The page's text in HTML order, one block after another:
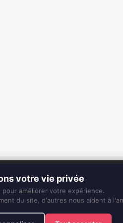
0596 63 25 94
: 0696 50 91 61
votre vie privée
améliorer votre expérience.
du site, d'autres nous aident à